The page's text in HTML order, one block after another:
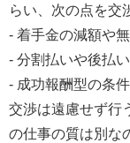
らい、次の点を交
- 着手金の減額や
- 分割払いや後払
- 成功報酬型の条
交渉は遠慮せず行
の仕事の質は別な